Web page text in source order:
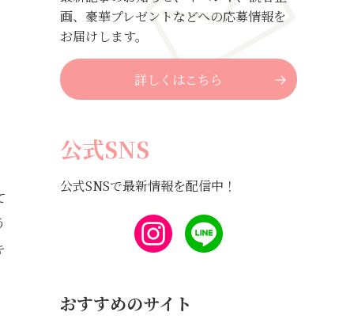
画、豪華プレゼントなどへの応募情報を
お届けします。
詳しくはこちら
公式SNS
公式SNSで最新情報を配信中！
おすすめのサイト